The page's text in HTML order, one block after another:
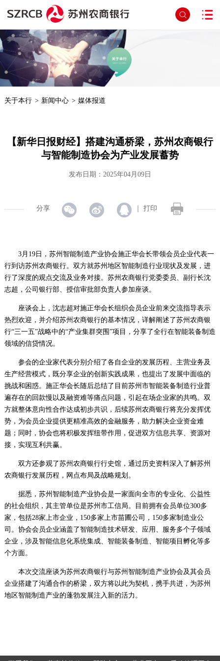
首页>文章详细页面
关于本行 > 新闻中心 > 媒体报道
【新华日报财经】搭建沟通桥梁，苏州农商银行
与智能制造协会为产业发展蓄势
发布日期：2025年04月09日
分享 ｜ 打印
3月19日，苏州智能制造产业协会施正华会长带领会员企业代表一
行到访苏州农商银行。双方就苏州地区智能制造行业现状及发展，进
行了深度的观点交流及业务对接。苏州农商银行党委委员、副行长沈
志超，公司银行部、授信审批部负责人参加座谈。
座谈会上，沈志超对施正华会长组织会员企业前来交流指导表示
热烈欢迎，并介绍苏州农商银行的基本情况，详解阐述了苏州农商银
行“三一五”战略中的“产业集群突围”项目，分享了全行在智能装备制造
领域的信贷情况。
参会的企业家代表分别介绍了各自企业的发展历程、主营业务及
生产经营模式，既分享企业的创新实践成果，也提出了发展中面临的
挑战和困惑。施正华会长随后总结了目前苏州市智能装备制造行业普
遍存在的回款慢以及融资难等痛点问题，引起在场企业家的共鸣。双
方就整体意向性合作达成初步共识，后续苏州农商银行将充分发挥优
势，为会员企业提供更精准高效的金融服务，助力解决企业资金难
题；同时，协会也将积极发挥纽带作用，促进双方信息共享、资源对
接，实现互利共赢。
双方还参观了苏州农商银行行史馆，通过历史资料深入了解苏州
农商银行发展历程，网点布局及战略规划。
据悉，苏州智能制造产业协会是一家面向全市的专业化、公益性
的社会组织，其主管单位是苏州市工信局。目前拥有会员单位300多
家，包括28家上市企业，150多家上市苗圃公司，150多家制造业公
司。协会会员企业涵盖了智能制造技术研发、应用、服务多个子领域
企业，涉及智能信息化系统集成、智能装备制造、智能项目孵化等多
个方面。
本次交流座谈为苏州农商银行与苏州智能制造产业协会及其会员
企业搭建了沟通合作的桥梁，双方将以此为契机，携手共进，为苏州
地区智能制造产业的蓬勃发展注入新的活力。